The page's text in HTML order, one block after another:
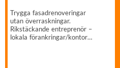
Trygga fasadrenoveringar
utan överraskningar.
Rikstäckande entreprenör –
lokala förankringar/kontor